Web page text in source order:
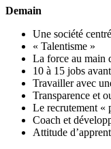
Demain
Une société
« Talentisme »
La force au main
10 à 15 jobs
Travailler avec
Transparence et
Le recrutement «
Coach et
Attitude